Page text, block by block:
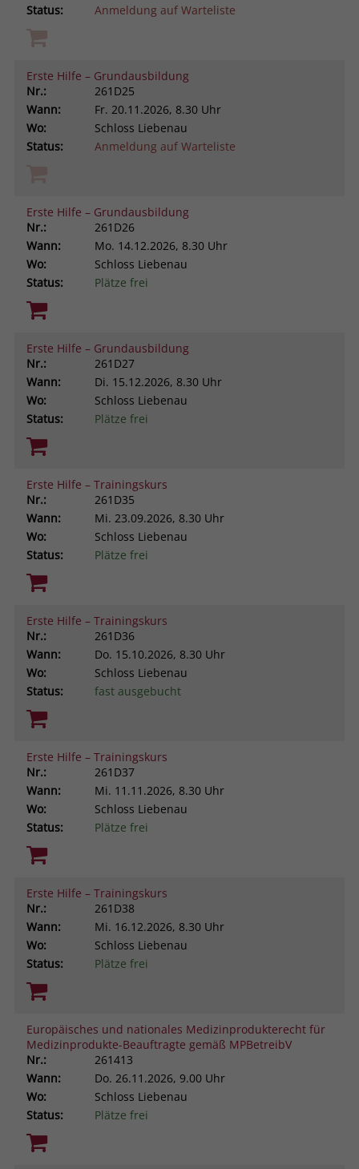
Status:
Anmeldung auf Warteliste
Erste Hilfe – Grundausbildung
Nr.:
261D25
Wann:
Fr. 20.11.2026, 8.30 Uhr
Wo:
Schloss Liebenau
Status:
Anmeldung auf Warteliste
Erste Hilfe – Grundausbildung
Nr.:
261D26
Wann:
Mo. 14.12.2026, 8.30 Uhr
Wo:
Schloss Liebenau
Status:
Plätze frei
Erste Hilfe – Grundausbildung
Nr.:
261D27
Wann:
Di. 15.12.2026, 8.30 Uhr
Wo:
Schloss Liebenau
Status:
Plätze frei
Erste Hilfe – Trainingskurs
Nr.:
261D35
Wann:
Mi. 23.09.2026, 8.30 Uhr
Wo:
Schloss Liebenau
Status:
Plätze frei
Erste Hilfe – Trainingskurs
Nr.:
261D36
Wann:
Do. 15.10.2026, 8.30 Uhr
Wo:
Schloss Liebenau
Status:
fast ausgebucht
Erste Hilfe – Trainingskurs
Nr.:
261D37
Wann:
Mi. 11.11.2026, 8.30 Uhr
Wo:
Schloss Liebenau
Status:
Plätze frei
Erste Hilfe – Trainingskurs
Nr.:
261D38
Wann:
Mi. 16.12.2026, 8.30 Uhr
Wo:
Schloss Liebenau
Status:
Plätze frei
Europäisches und nationales Medizinprodukterecht für
Medizinprodukte-Beauftragte gemäß MPBetreibV
Nr.:
261413
Wann:
Do. 26.11.2026, 9.00 Uhr
Wo:
Schloss Liebenau
Status:
Plätze frei